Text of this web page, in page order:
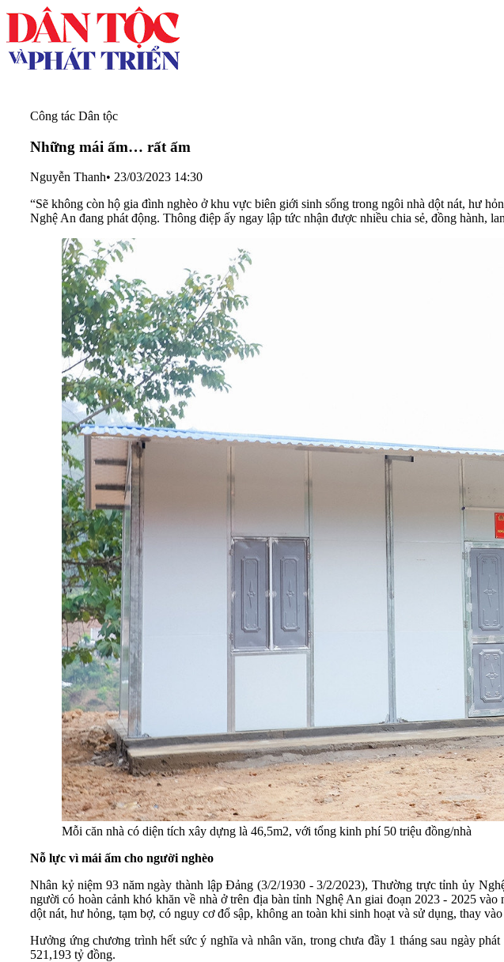
Công tác Dân tộc
Những mái ấm… rất ấm
Nguyễn Thanh• 23/03/2023 14:30
“Sẽ không còn hộ gia đình nghèo ở khu vực biên giới sinh sống trong ngôi nhà dột nát, hư
Nghệ An đang phát động. Thông điệp ấy ngay lập tức nhận được nhiều chia sẻ, đồng hành,
Mỗi căn nhà có diện tích xây dựng là 46,5m2, với tổng kinh phí 50 triệu đồng/nhà
Nỗ lực vì mái ấm cho người nghèo
Nhân kỷ niệm 93 năm ngày thành lập Đảng (3/2/1930 - 3/2/2023), Thường trực tỉnh ủy
người có hoàn cảnh khó khăn về nhà ở trên địa bàn tỉnh Nghệ An giai đoạn 2023 - 2025
dột nát, hư hỏng, tạm bợ, có nguy cơ đổ sập, không an toàn khi sinh hoạt và sử dụng, thay
Hưởng ứng chương trình hết sức ý nghĩa và nhân văn, trong chưa đầy 1 tháng sau ngày
521,193 tỷ đồng.